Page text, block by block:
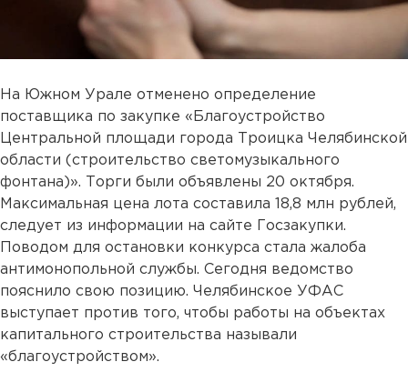
На Южном Урале отменено определение
поставщика по закупке «Благоустройство
Центральной площади города Троицка Челябинской
области (строительство светомузыкального
фонтана)». Торги были объявлены 20 октября.
Максимальная цена лота составила 18,8 млн рублей,
следует из информации на сайте Госзакупки.
Поводом для остановки конкурса стала жалоба
антимонопольной службы. Сегодня ведомство
пояснило свою позицию. Челябинское УФАС
выступает против того, чтобы работы на объектах
капитального строительства называли
«благоустройством».